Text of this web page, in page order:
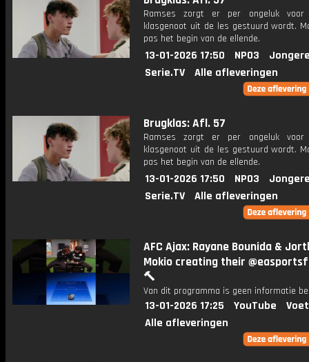
Ramses zorgt er per ongeluk
klasgenoot uit de les gestuurd wordt.
pas het begin van de ellende.
13-01-2026 17:50 NPO3
Serie.TV
Alle afleveringen
Brugklas: Afl. 57
Ramses zorgt er per ongeluk
klasgenoot uit de les gestuurd wordt.
pas het begin van de ellende.
13-01-2026 17:50 NPO3
Serie.TV
Alle afleveringen
AFC Ajax: Rayane Bounida &
Mokio creating their
🔨
Van dit programma is geen informatie
13-01-2026 17:25 YouTube
Alle afleveringen